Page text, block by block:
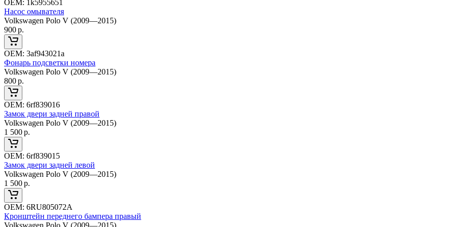
ОЕМ: 1k5955651
Насос омывателя
Volkswagen Polo V (2009—2015)
900р.
ОЕМ: 3af943021a
Фонарь подсветки номера
Volkswagen Polo V (2009—2015)
800р.
ОЕМ: 6rf839016
Замок двери задней правой
Volkswagen Polo V (2009—2015)
1 500р.
ОЕМ: 6rf839015
Замок двери задней левой
Volkswagen Polo V (2009—2015)
1 500р.
ОЕМ: 6RU805072A
Кронштейн переднего бампера правый
Volkswagen Polo V (2009—2015)